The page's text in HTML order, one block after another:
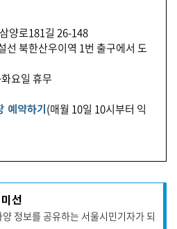
양로181길 26-148
북한산우이역 1번 출구에서 도
요일 휴무
예약하기(매월 10일 10시부터 익
선
정보를 공유하는 서울시민기자가 되